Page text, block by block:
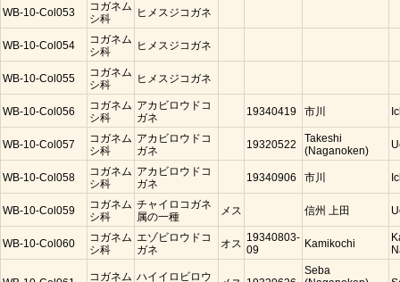
WB-10-Col053
コガネム
シ科
ヒメスジコガネ
WB-10-Col054
コガネム
シ科
ヒメスジコガネ
WB-10-Col055
コガネム
シ科
ヒメスジコガネ
WB-10-Col056
コガネム
シ科
アカビロウドコ
ガネ
19340419 市川
WB-10-Col057
コガネム
シ科
アカビロウドコ
ガネ
19320522
Takeshi
(Naganoken)
WB-10-Col058
コガネム
シ科
アカビロウドコ
ガネ
19340906 市川
WB-10-Col059
コガネム
シ科
チャイロコガネ
属の一種
メス 信州 上田
WB-10-Col060
コガネム
シ科
エゾビロウドコ
ガネ
オス 19340803-
09
Kamikochi
コガネム ハイイロビロウ
Seba